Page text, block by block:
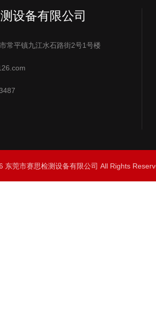
设备有限公司
常平镇九江水石路街2号1号楼
东莞市赛思检测设备有限公司 All Rights